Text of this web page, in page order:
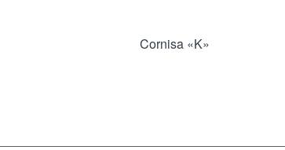
Cornisa «K»